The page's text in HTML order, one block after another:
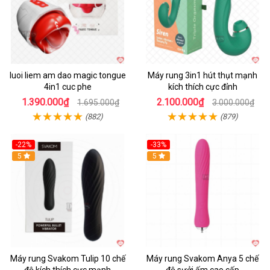
luoi liem am dao magic tongue
4in1 cuc phe
1.390.000₫ 1.695.000₫
(882)
Máy rung 3in1 hút thụt mạnh
kích thích cực đỉnh
2.100.000₫ 3.000.000₫
(879)
-22%
Hot
5
Máy rung Svakom Tulip 10 chế
-33%
Hot
5
Máy rung Svakom Anya 5 chế